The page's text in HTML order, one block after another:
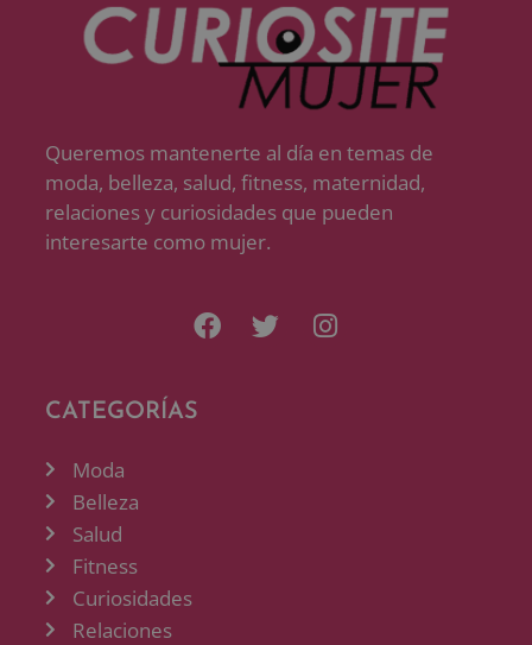
Queremos mantenerte al día en temas de
moda, belleza, salud, fitness, maternidad,
relaciones y curiosidades que pueden
interesarte como mujer.
CATEGORÍAS
Moda
Belleza
Salud
Fitness
Curiosidades
Relaciones